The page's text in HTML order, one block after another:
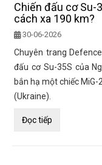
Chiến đấu cơ Su-
cách xa 190 km?
30-06-2026
Chuyên trang
đấu cơ Su-35S của
bắn hạ một chiếc
(Ukraine).
Đọc tiếp